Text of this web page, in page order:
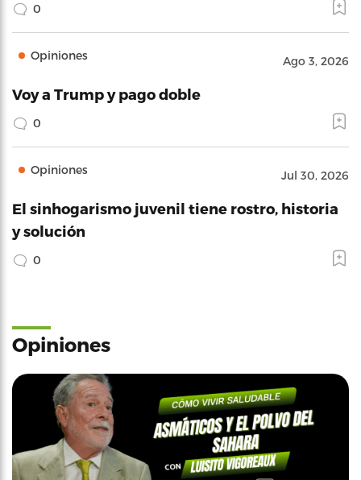
0
Opiniones Ago 3, 2026
Voy a Trump y pago doble
0
Opiniones Jul 30, 2026
El sinhogarismo juvenil tiene rostro, historia
y solución
0
Opiniones